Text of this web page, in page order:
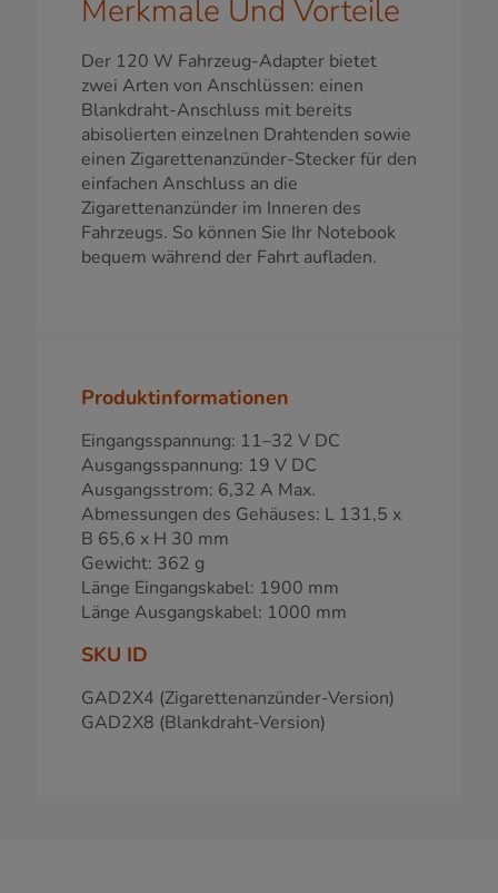
Merkmale Und Vorteile
Der 120 W Fahrzeug-Adapter bietet
zwei Arten von Anschlüssen: einen
Blankdraht-Anschluss mit bereits
abisolierten einzelnen Drahtenden sowie
einen Zigarettenanzünder-Stecker für den
einfachen Anschluss an die
Zigarettenanzünder im Inneren des
Fahrzeugs. So können Sie Ihr Notebook
bequem während der Fahrt aufladen.
Produktinformationen
Eingangsspannung: 11–32 V DC
Ausgangsspannung: 19 V DC
Ausgangsstrom: 6,32 A Max.
Abmessungen des Gehäuses: L 131,5 x
B 65,6 x H 30 mm
Gewicht: 362 g
Länge Eingangskabel: 1900 mm
Länge Ausgangskabel: 1000 mm
SKU ID
GAD2X4 (Zigarettenanzünder-Version)
GAD2X8 (Blankdraht-Version)